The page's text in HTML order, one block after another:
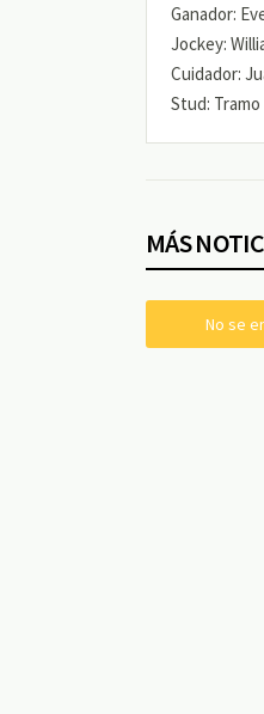
Ganador:
Jockey:
Cuidador:
Stud: Tramo
MÁS
No se